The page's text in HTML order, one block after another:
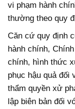
vi phạm hành
thường theo quy
Căn cứ quy định
hành chính,
chính, hình thức
phục hậu quả đối
thẩm quyền xử
lập biên bản đối